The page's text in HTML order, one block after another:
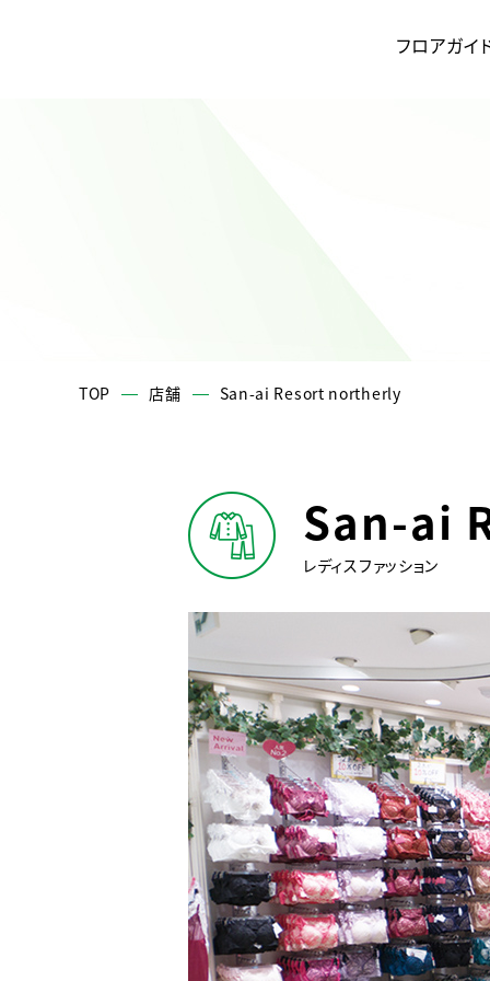
フロアガイ
TOP 店舗 San-ai Resort northerly
San-ai
レディスファッション